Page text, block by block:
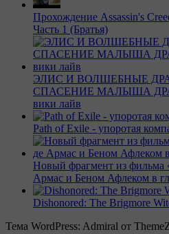
Прохождение Assassin's
Часть 1 (Братья)
ЭЛИС И ВОЛШЕБНЫЕ
СПАСЕНИЕ МАЛЫША
вики лайв
Path of Exile - упоротая
Новый фрагмент из фильма
Армас и Беном Афлеком в
Dishonored: The Brigmore
Тема WordPress: Admiral от